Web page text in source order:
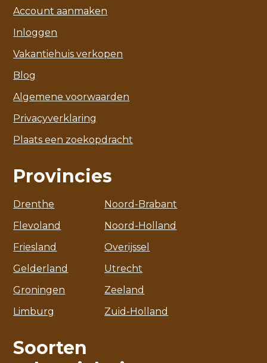
Account aanmaken
Inloggen
Vakantiehuis verkopen
Blog
Algemene voorwaarden
Privacyverklaring
Plaats een zoekopdracht
Provincies
Drenthe
Flevoland
Friesland
Gelderland
Groningen
Limburg
Noord-Brabant
Noord-Holland
Overijssel
Utrecht
Zeeland
Zuid-Holland
Soorten